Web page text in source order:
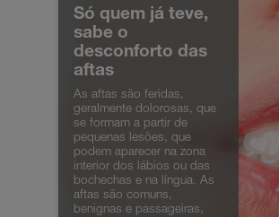
Só quem já teve,
sabe o
desconforto das
aftas
As aftas são feridas,
geralmente dolorosas, que
se formam a partir de
pequenas lesões, que
podem aparecer na zona
interior dos lábios ou das
bochechas e na língua. As
aftas são comuns,
benignas e passageiras,